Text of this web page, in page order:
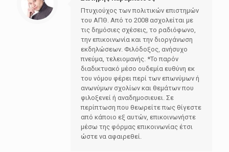
Πτυχιούχος των πολιτικών επιστημών
του ΑΠΘ. Από το 2008 ασχολείται με
τις δημόσιες σχέσεις, το ραδιόφωνο,
την επικοινωνία και την διοργάνωση
εκδηλώσεων. Φιλόδοξος, ανήσυχο
πνεύμα, τελειομανής. *Το παρόν
διαδικτυακό μέσο ουδεμία ευθύνη εκ
του νόμου φέρει περί των επωνύμων ή
ανωνύμων σχολίων και θεμάτων που
φιλοξενεί ή αναδημοσιευει. Σε
περίπτωση που θεωρείτε πως θίγεστε
από κάποιο εξ αυτών, επικοινωνήστε
μέσω της φόρμας επικοινωνίας έτσι
ώστε να αφαιρεθεί.